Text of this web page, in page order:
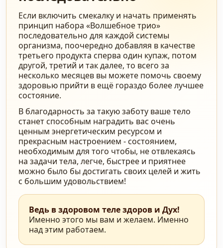
Если включить смекалку и начать применять
принцип набора «Волшебное трио»
последовательно для каждой системы
организма, поочередно добавляя в качестве
третьего продукта сперва один купаж, потом
другой, третий и так далее, то всего за
несколько месяцев вы можете помочь своему
здоровью прийти в ещё гораздо более лучшее
состояние.
В благодарность за такую заботу ваше тело
станет способным наградить вас очень
ценным энергетическим ресурсом и
прекрасным настроением - состоянием,
необходимым для того чтобы, не отвлекаясь
на задачи тела, легче, быстрее и приятнее
можно было бы достигать своих целей и жить
с большим удовольствием!
Ведь в здоровом теле здоров и Дух!
Именно этого мы вам и желаем. Именно
над этим работаем.